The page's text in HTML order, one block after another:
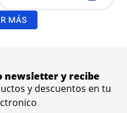
MÁS
newsletter y recibe
y descuentos en tu